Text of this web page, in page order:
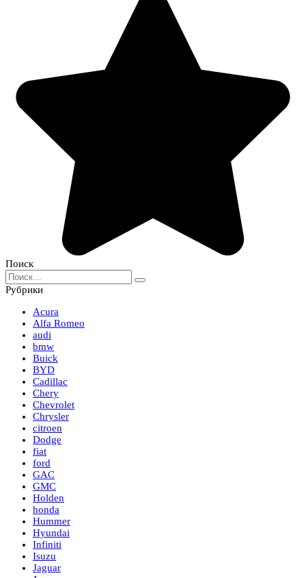
Поиск
Search
for:
Рубрики
Acura
Alfa Romeo
audi
bmw
Buick
BYD
Cadillac
Chery
Chevrolet
Chrysler
citroen
Dodge
fiat
ford
GAC
GMC
Holden
honda
Hummer
Hyundai
Infiniti
Isuzu
Jaguar